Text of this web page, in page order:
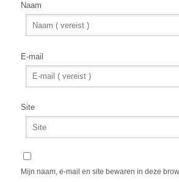
Naam
E-mail
Site
Mijn naam, e-mail en site bewaren in deze